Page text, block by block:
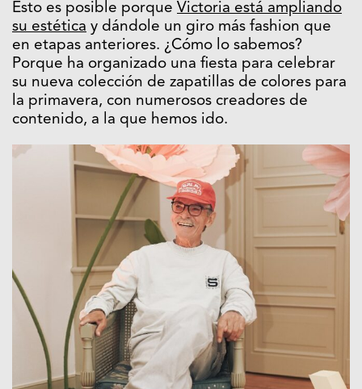
Esto es posible porque Victoria está ampliando
su estética y dándole un giro más fashion que
en etapas anteriores. ¿Cómo lo sabemos?
Porque ha organizado una fiesta para celebrar
su nueva colección de zapatillas de colores para
la primavera, con numerosos creadores de
contenido, a la que hemos ido.